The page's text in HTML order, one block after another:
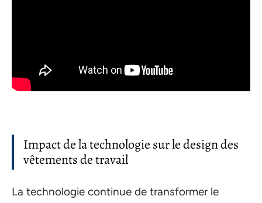
Impact de la technologie sur le design des
vêtements de travail
La technologie continue de transformer le